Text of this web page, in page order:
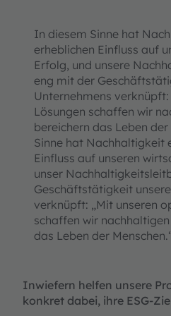
In diesem Sinne hat
erheblichen Einfluss auf
Erfolg, und unsere
eng mit der
Unternehmens
Lösungen schaffen wir
bereichern das Leben
Sinne hat Nachhaltigkeit
Einfluss auf unseren
unser
Geschäftstätigkeit
verknüpft: „Mit unseren
schaffen wir
das Leben der
Inwiefern helfen unsere
konkret dabei, ihre ESG-